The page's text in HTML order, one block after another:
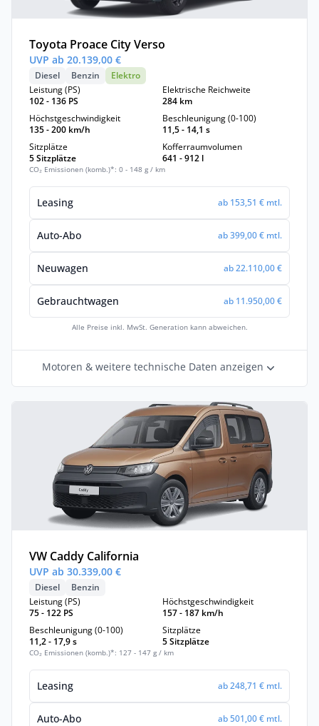
Toyota Proace City Verso
UVP ab 20.139,00 €
Diesel Benzin
Elektro
Leistung (PS)
102 - 136 PS
Elektrische Reichweite
284 km
Höchstgeschwindigkeit
135 - 200 km/h
Beschleunigung (0-100)
11,5 - 14,1 s
Sitzplätze
5 Sitzplätze
Kofferraumvolumen
641 - 912 l
CO₂ Emissionen (komb.)*: 0 - 148 g / km
Leasing ab 153,51 € mtl.
Auto-Abo ab 399,00 € mtl.
Neuwagen ab 22.110,00 €
Gebrauchtwagen ab 11.950,00 €
Alle Preise inkl. MwSt. Generation kann abweichen.
Motoren & weitere technische Daten anzeigen
VW Caddy California
UVP ab 30.339,00 €
Diesel
Benzin
Leistung (PS)
75 - 122 PS
Höchstgeschwindigkeit
157 - 187 km/h
Beschleunigung (0-100)
11,2 - 17,9 s
Sitzplätze
5 Sitzplätze
CO₂ Emissionen (komb.)*: 127 - 147 g / km
Leasing ab 248,71 € mtl.
Auto-Abo ab 501,00 € mtl.